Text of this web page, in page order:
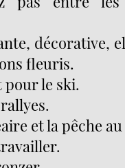
décorative,
fleuris.
pour le ski.
et la pêche